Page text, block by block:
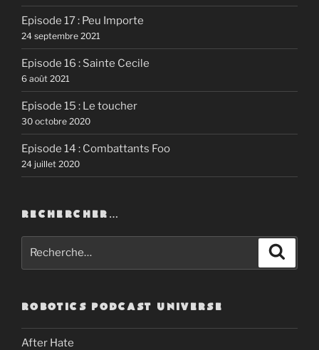
Episode 17 : Peu Importe
24 septembre 2021
Episode 16 : Sainte Cecile
6 août 2021
Episode 15 : Le toucher
30 octobre 2020
Episode 14 : Combattants Foo
24 juillet 2020
RECHERCHER…
ROBOTICS PODCAST UNIVERSE
After Hate